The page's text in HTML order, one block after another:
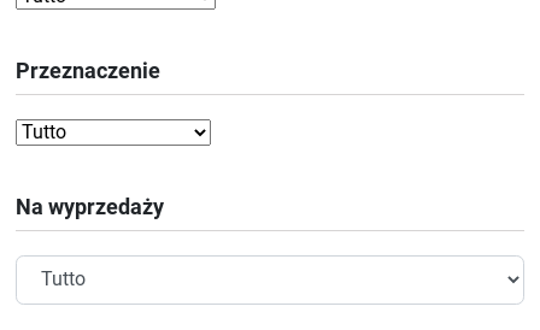
Przeznaczenie
Na wyprzedaży